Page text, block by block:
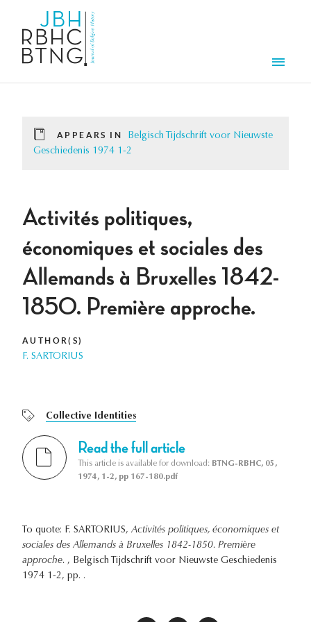
APPEARS IN
Belgisch Tijdschrift voor Nieuwste
Geschiedenis 1974 1-2
Activités politiques,
économiques et sociales des
Allemands à Bruxelles 1842-
1850. Première approche.
AUTHOR(S)
F. SARTORIUS
Collective Identities
Read the full article
This article is available for download: BTNG-RBHC, 05,
1974, 1-2, pp 167-180.pdf
To quote: F. SARTORIUS, Activités politiques, économiques et
sociales des Allemands à Bruxelles 1842-1850. Première
approche. , Belgisch Tijdschrift voor Nieuwste Geschiedenis
1974 1-2, pp. .